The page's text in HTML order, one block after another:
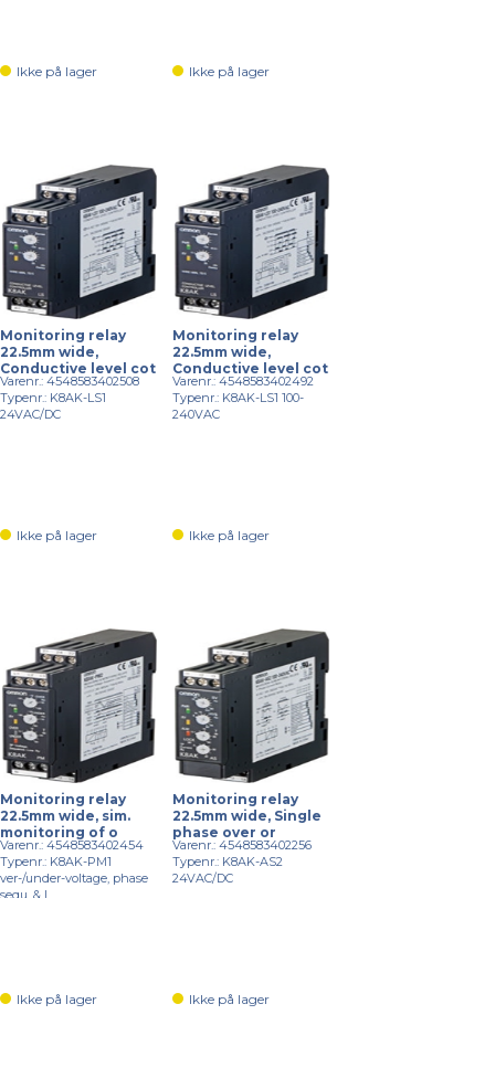
Ikke på lager Ikke på lager
Monitoring relay
22.5mm wide,
Conductive level cot
Varenr.: 4548583402508
Typenr.: K8AK-LS1
24VAC/DC
Ikke på lager
Monitoring relay
22.5mm wide,
Conductive level cot
Varenr.: 4548583402492
Typenr.: K8AK-LS1 100-
240VAC
Ikke på lager
Monitoring relay
22.5mm wide, sim.
monitoring of o
Varenr.: 4548583402454
Typenr.: K8AK-PM1
ver-/under-voltage, phase
sequ. & l...
Ikke på lager
Monitoring relay
22.5mm wide, Single
phase over or
Varenr.: 4548583402256
Typenr.: K8AK-AS2
24VAC/DC
Ikke på lager